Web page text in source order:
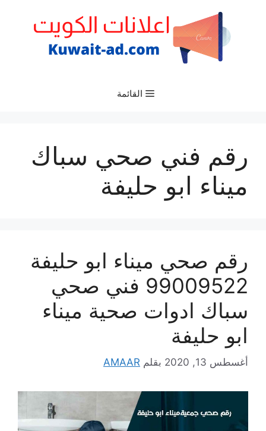
القائمة
رقم فني صحي سباك
ميناء ابو حليفة
رقم صحي ميناء ابو حليفة
99009522 فني صحي
سباك ادوات صحية ميناء
ابو حليفة
أغسطس 13, 2020 بقلم AMAAR